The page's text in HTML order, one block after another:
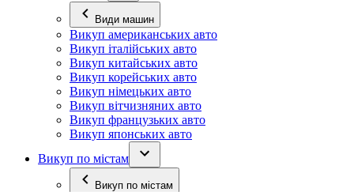
Види машин
Викуп американських авто
Викуп італійських авто
Викуп китайських авто
Викуп корейських авто
Викуп німецьких авто
Викуп вітчизняних авто
Викуп французьких авто
Викуп японських авто
Викуп по містам
Викуп по містам